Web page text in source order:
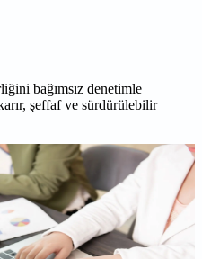
bağımsız denetimle
şeffaf ve sürdürülebilir